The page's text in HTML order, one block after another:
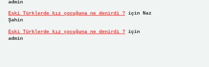
admin
Eski Türklerde kız çocuğuna ne denirdi ?için Naz
Şahin
Eski Türklerde kız çocuğuna ne denirdi ?için
admin